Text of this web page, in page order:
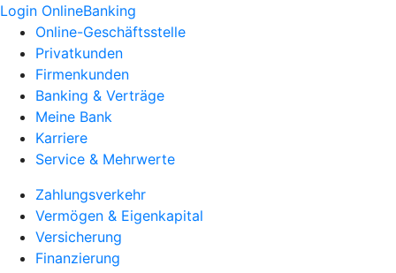
Login OnlineBanking
Online-Geschäftsstelle
Privatkunden
Firmenkunden
Banking & Verträge
Meine Bank
Karriere
Service & Mehrwerte
Zahlungsverkehr
Vermögen & Eigenkapital
Versicherung
Finanzierung